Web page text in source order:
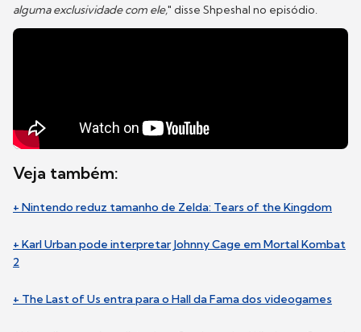
alguma exclusividade com ele," disse Shpeshal no episódio.
Veja também:
+ Nintendo reduz tamanho de Zelda: Tears of the Kingdom
+ Karl Urban pode interpretar Johnny Cage em Mortal Kombat
2
+ The Last of Us entra para o Hall da Fama dos videogames